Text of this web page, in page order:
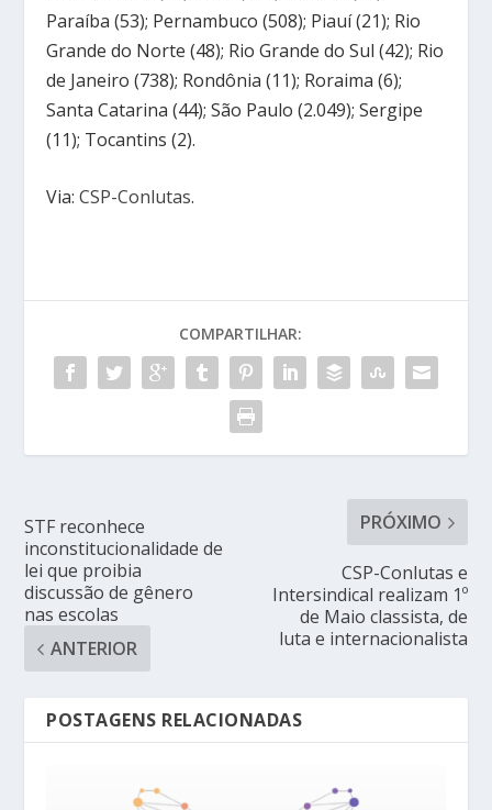
Paraíba (53); Pernambuco (508); Piauí (21); Rio
Grande do Norte (48); Rio Grande do Sul (42); Rio
de Janeiro (738); Rondônia (11); Roraima (6);
Santa Catarina (44); São Paulo (2.049); Sergipe
(11); Tocantins (2).
Via:CSP-Conlutas.
COMPARTILHAR:
STF reconhece
inconstitucionalidade de
lei que proibia
discussão de gênero
nas escolas
ANTERIOR
PRÓXIMO
CSP-Conlutas e
Intersindical realizam 1º
de Maio classista, de
luta e internacionalista
POSTAGENS RELACIONADAS